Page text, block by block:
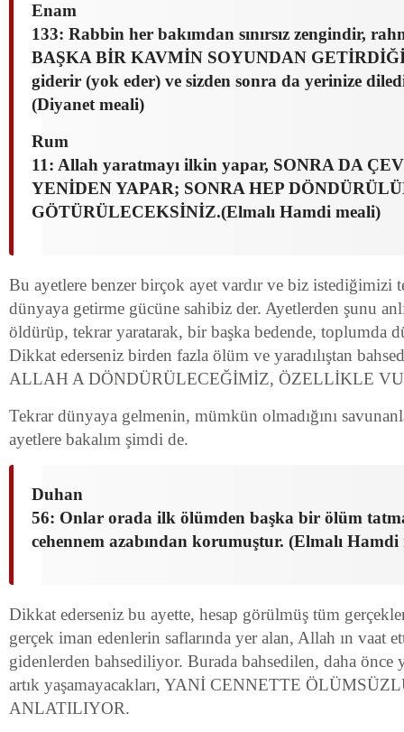
Enam
133: Rabbin her bakımdan sınırsız zengindir,
BAŞKA BİR KAVMİN SOYUNDAN
giderir (yok eder) ve sizden sonra da yerinize
(Diyanet meali)
Rum
11: Allah yaratmayı ilkin yapar, SONRA DA
YENİDEN YAPAR; SONRA HEP
GÖTÜRÜLECEKSİNİZ.(Elmalı Hamdi meali)
Bu ayetlere benzer birçok ayet vardır ve biz istediğimizi
dünyaya getirme gücüne sahibiz der. Ayetlerden şunu
öldürüp, tekrar yaratarak, bir başka bedende, toplumda
Dikkat ederseniz birden fazla ölüm ve yaradılıştan
ALLAH A DÖNDÜRÜLECEĞİMİZ, ÖZELLİKLE
Tekrar dünyaya gelmenin, mümkün olmadığını
ayetlere bakalım şimdi de.
Duhan
56: Onlar orada ilk ölümden başka bir ölüm
cehennem azabından korumuştur. (Elmalı Hamdi
Dikkat ederseniz bu ayette, hesap görülmüş tüm
gerçek iman edenlerin saflarında yer alan, Allah ın vaat
gidenlerden bahsediliyor. Burada bahsedilen, daha önce
artık yaşamayacakları, YANİ CENNETTE
ANLATILIYOR.